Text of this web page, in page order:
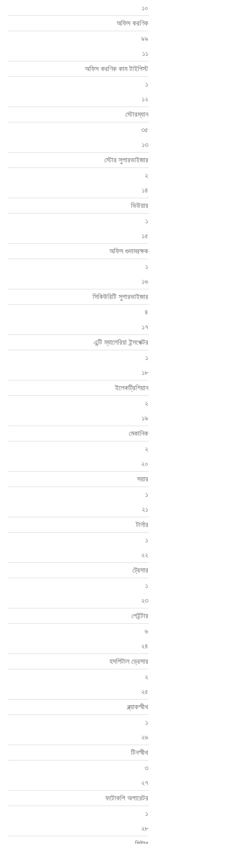
১০
অফিস করণিক
৯৯
১১
অফিস করণিক কাম টাইপিস্ট
১
১২
স্টোরম্যান
৩৫
১৩
স্টোর সুপারভাইজার
২
১৪
ভিউয়ার
১
১৫
অফিস গুদামরক্ষক
১
১৬
সিকিউরিটি সুপারভাইজার
৪
১৭
এন্টি ম্যালেরিয়া ইন্সপেক্টর
১
১৮
ইলেকট্রিশিয়ান
২
১৯
মেকানিক
২
২০
সয়ার
১
২১
টার্নার
১
২২
ট্রেসার
১
২৩
পেইন্টার
৬
২৪
হসপিটাল ড্রেসার
২
২৫
ব্ল্যাকস্মীথ
১
২৬
টিনস্মীথ
৩
২৭
ফটোকপি অপারেটর
১
২৮